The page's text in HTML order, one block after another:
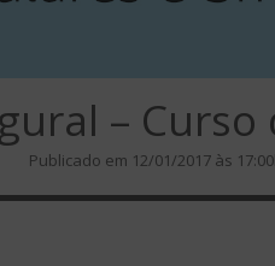
– Curso
Publicado em 12/01/2017 às